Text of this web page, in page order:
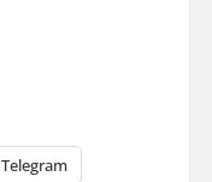
Telegram